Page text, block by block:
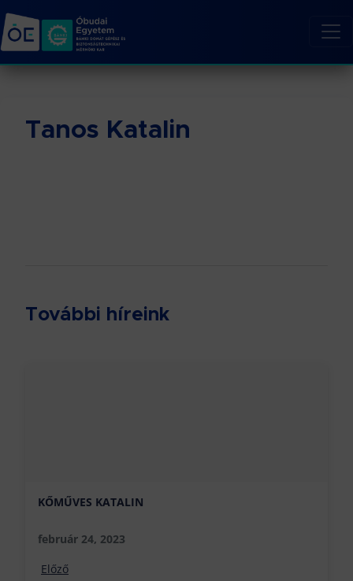
Tanos Katalin
További híreink
KŐMŰVES KATALIN
február 24, 2023
Előző